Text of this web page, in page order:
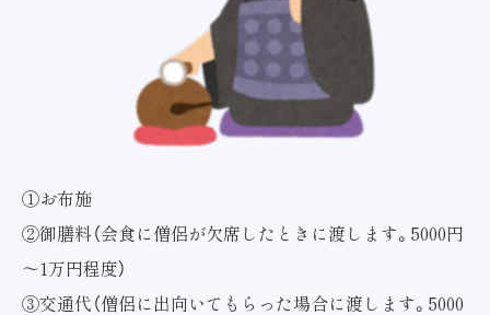
①お布施
②御膳料（会食に僧侶が欠席したときに渡します。5000円
～1万円程度）
③交通代（僧侶に出向いてもらった場合に渡します。5000